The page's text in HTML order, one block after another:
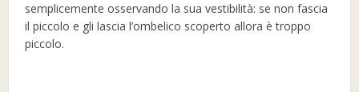
semplicemente osservando la sua vestibilità: se non fascia
il piccolo e gli lascia l’ombelico scoperto allora è troppo
piccolo.